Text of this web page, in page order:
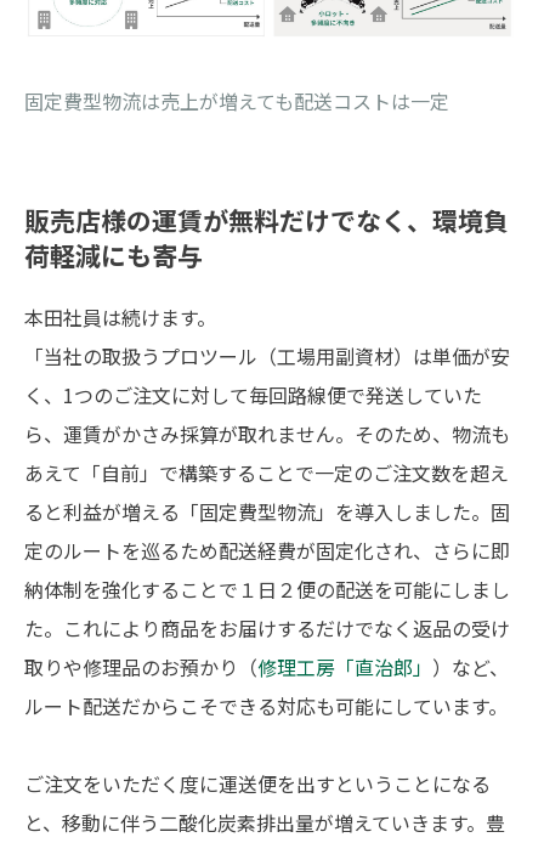
固定費型物流は売上が増えても配送コストは一定
販売店様の運賃が無料だけでなく、環境負
荷軽減にも寄与
本田社員は続けます。
「当社の取扱うプロツール（工場用副資材）は単価が安
く、1つのご注文に対して毎回路線便で発送していた
ら、運賃がかさみ採算が取れません。そのため、物流も
あえて「自前」で構築することで一定のご注文数を超え
ると利益が増える「固定費型物流」を導入しました。固
定のルートを巡るため配送経費が固定化され、さらに即
納体制を強化することで１日２便の配送を可能にしまし
た。これにより商品をお届けするだけでなく返品の受け
取りや修理品のお預かり（修理工房「直治郎」 ）など、
ルート配送だからこそできる対応も可能にしています。
ご注文をいただく度に運送便を出すということになる
と、移動に伴う二酸化炭素排出量が増えていきます。豊